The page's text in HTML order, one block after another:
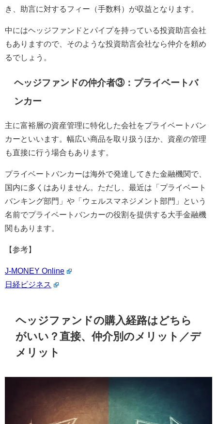
き、助言に対するフィー（手数料）が収益となります。
中にはヘッジファンドとパイプを持っている投資助言会社
もありますので、そのような投資助言会社なら仲介を頼め
るでしょう。
ヘッジファンドの仲介者③：プライベートバ
ンカー
主に富裕層の資産管理に特化した会社をプライベートバン
カーといいます。幅広い商品を取り扱うほか、資産の管理
も直接に行う場合もあります。
プライベートバンカーは海外で発達してきた金融機関で、
国内に多くはありません。ただし、最近は「プライベート
バンキング部門」や「ウェルスマネジメント部門」という
名前でプライベートバンカーの役割を提供する大手金融機
関もあります。
【参考】
J-MONEY Online
日経ビジネス
ヘッジファンドの購入経路はどちら
がいい？直接、仲介別のメリット／デ
メリット